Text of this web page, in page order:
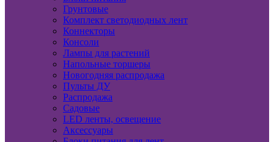
Грунтовые
Комплект светодиодных лент
Коннекторы
Консоли
Лампы для растений
Напольные торшеры
Новогодняя распродажа
Пульты ДУ
Распродажа
Садовые
LED ленты, освещение
Аксессуары